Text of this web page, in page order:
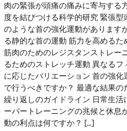
肉の緊張が頭痛の痛みに寄与する
度を結びつける科学的研究 緊張
のような首の強化運動があります
る静的な首の運動 筋力を高める
筋肉のためのレジスタンストレー
るためのストレッチ運動 異なる
に応じたバリエーション 首の強
で行うべきですか？ 最適な結果の
繰り返しのガイドライン 日常生活
ーバートレーニングの兆候と休息
動の利点は何ですか？ […]